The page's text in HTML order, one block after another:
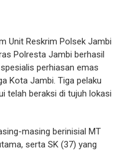
Unit Reskrim Polsek Jambi
Polresta Jambi berhasil
perhiasan emas
Kota Jambi. Tiga pelaku
telah beraksi di tujuh lokasi
masing berinisial MT
serta SK (37) yang